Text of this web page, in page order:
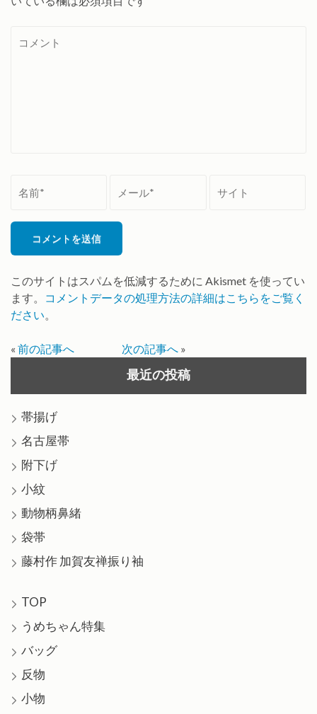
メ
前
ー
このサイトはスパムを低減するために Akismet を使ってい
ます。
コメントデータの処理方法の詳細はこちらをご覧く
ださい。
« 前の記事へ 次の記事へ »
最近の投稿
帯揚げ
名古屋帯
附下げ
小紋
動物柄鼻緒
袋帯
藤村作 加賀友禅振り袖
TOP
うめちゃん特集
バッグ
反物
小物